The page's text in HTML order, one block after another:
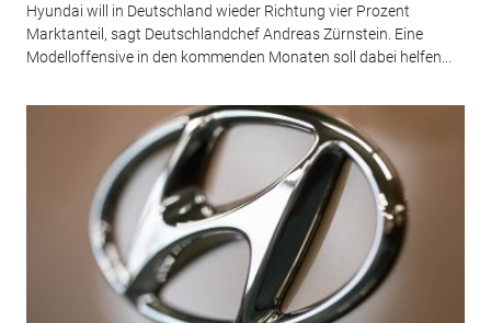
Hyundai will in Deutschland wieder Richtung vier Prozent
Marktanteil, sagt Deutschlandchef Andreas Zürnstein. Eine
Modelloffensive in den kommenden Monaten soll dabei helfen...